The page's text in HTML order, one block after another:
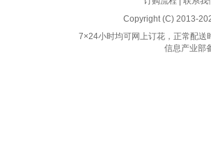
Copyright (C) 2013-
7×24小时均可网上订花，正常配
信息产业部